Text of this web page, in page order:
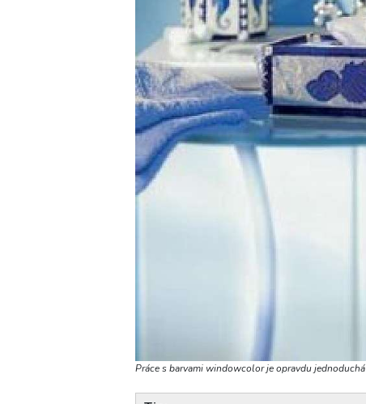
Práce s barvami windowcolor je opravdu jednoduchá